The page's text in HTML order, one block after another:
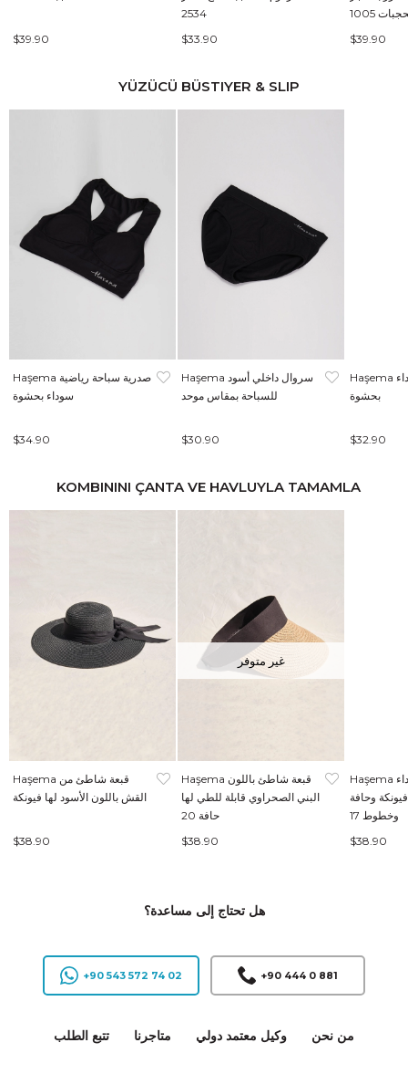
$39.90
2534
$33.90
1005
$39.90
YÜZÜCÜ BÜSTIYER & SLIP
Haşema صدرية سباحة رياضية
سوداء بحشوة
$34.90
Haşema سروال داخلي أسود
للسباحة بمقاس موحد
$30.90
Haşema صدرية سباحة سوداء
بحشوة
$32.90
KOMBININI ÇANTA VE HAVLUYLA TAMAMLA
Haşema قبعة شاطئ من
القش باللون الأسود لها فيونكة
$38.90
غير متوفر
Haşema قبعة شاطئ باللون
البني الصحراوي قابلة للطي لها
حافة 20
$38.90
Haşema قبعة شاطئ سوداء
وحافة
وخطوط 17
$38.90
هل تحتاج إلى مساعدة؟
+90 543 572 74 02 +90 444 0 881
تتبع الطلب متاجرنا وكيل معتمد دولي من نحن